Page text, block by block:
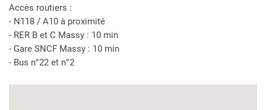
Accès routiers :
- N118 / A10 à proximité
- RER B et C Massy : 10 min
- Gare SNCF Massy : 10 min
- Bus n°22 et n°2